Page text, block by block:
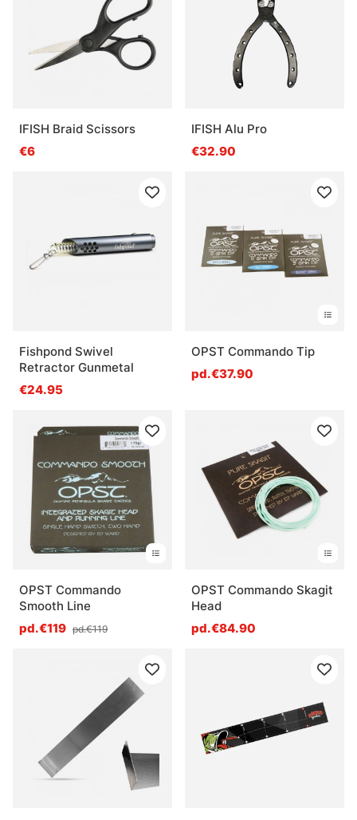
Qu’est-ce que la pêche à la mouche ?
Qu’est-ce qu’une mouche artificielle ?
IFISH Braid Scissors
€6
IFISH Alu Pro
€32.90
Fishpond Swivel
Retractor Gunmetal
€24.95
OPST Commando Tip
pd.€37.90
OPST Commando
Smooth Line
pd.€119 pd.€119
OPST Commando Skagit
Head
pd.€84.90